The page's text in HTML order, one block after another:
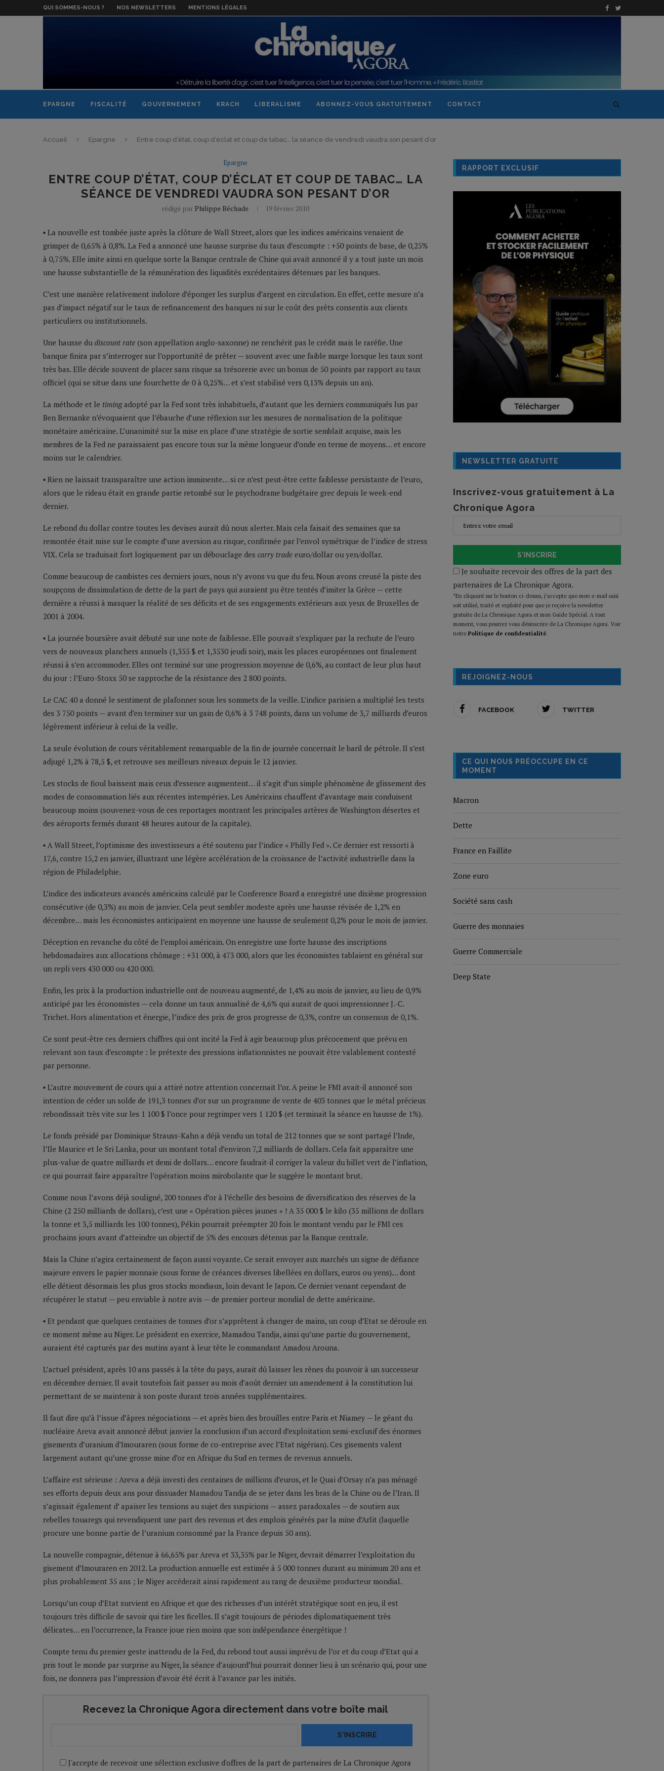
QUI SOMMES-NOUS ? NOS NEWSLETTERS MENTIONS LÉGALES
EPARGNE FISCALITÉ GOUVERNEMENT KRACH LIBERALISME ABONNEZ-VOUS GRATUITEMENT CONTACT
Accueil Epargne Entre coup d’état, coup d’éclat et coup de tabac… la séance de vendredi vaudra son pesant d’or
Epargne
ENTRE COUP D’ÉTAT, COUP D’ÉCLAT ET COUP DE TABAC… LA
SÉANCE DE VENDREDI VAUDRA SON PESANT D’OR
rédigé par Philippe Béchade 19 février 2010
▪ La nouvelle est tombée juste après la clôture de Wall Street, alors que les indices américains venaient de
grimper de 0,65% à 0,8%. La Fed a annoncé une hausse surprise du taux d’escompte : +50 points de base, de 0,25%
à 0,75%. Elle imite ainsi en quelque sorte la Banque centrale de Chine qui avait annoncé il y a tout juste un mois
une hausse substantielle de la rémunération des liquidités excédentaires détenues par les banques.
C’est une manière relativement indolore d’éponger les surplus d’argent en circulation. En effet, cette mesure n’a
pas d’impact négatif sur le taux de refinancement des banques ni sur le coût des prêts consentis aux clients
particuliers ou institutionnels.
Une hausse du discount rate (son appellation anglo-saxonne) ne renchérit pas le crédit mais le raréfie. Une
banque finira par s’interroger sur l’opportunité de prêter — souvent avec une faible marge lorsque les taux sont
très bas. Elle décide souvent de placer sans risque sa trésorerie avec un bonus de 50 points par rapport au taux
officiel (qui se situe dans une fourchette de 0 à 0,25%… et s’est stabilisé vers 0,13% depuis un an).
La méthode et le timingadopté par la Fed sont très inhabituels, d’autant que les derniers communiqués lus par
Ben Bernanke n’évoquaient que l’ébauche d’une réflexion sur les mesures de normalisation de la politique
monétaire américaine. L’unanimité sur la mise en place d’une stratégie de sortie semblait acquise, mais les
membres de la Fed ne paraissaient pas encore tous sur la même longueur d’onde en terme de moyens… et encore
moins sur le calendrier.
▪ Rien ne laissait transparaître une action imminente… si ce n’est peut-être cette faiblesse persistante de l’euro,
alors que le rideau était en grande partie retombé sur le psychodrame budgétaire grec depuis le week-end
dernier.
Le rebond du dollar contre toutes les devises aurait dû nous alerter. Mais cela faisait des semaines que sa
remontée était mise sur le compte d’une aversion au risque, confirmée par l’envol symétrique de l’indice de stress
VIX. Cela se traduisait fort logiquement par un débouclage des carry trade euro/dollar ou yen/dollar.
Comme beaucoup de cambistes ces derniers jours, nous n’y avons vu que du feu. Nous avons creusé la piste des
soupçons de dissimulation de dette de la part de pays qui auraient pu être tentés d’imiter la Grèce — cette
dernière a réussi à masquer la réalité de ses déficits et de ses engagements extérieurs aux yeux de Bruxelles de
2001 à 2004.
▪ La journée boursière avait débuté sur une note de faiblesse. Elle pouvait s’expliquer par la rechute de l’euro
vers de nouveaux planchers annuels (1,355 $ et 1,3530 jeudi soir), mais les places européennes ont finalement
réussi à s’en accommoder. Elles ont terminé sur une progression moyenne de 0,6%, au contact de leur plus haut
du jour : l’Euro-Stoxx 50 se rapproche de la résistance des 2 800 points.
Le CAC 40 a donné le sentiment de plafonner sous les sommets de la veille. L’indice parisien a multiplié les tests
des 3 750 points — avant d’en terminer sur un gain de 0,6% à 3 748 points, dans un volume de 3,7 milliards d’euros
légèrement inférieur à celui de la veille.
La seule évolution de cours véritablement remarquable de la fin de journée concernait le baril de pétrole. Il s’est
adjugé 1,2% à 78,5 $, et retrouve ses meilleurs niveaux depuis le 12 janvier.
Les stocks de fioul baissent mais ceux d’essence augmentent… il s’agit d’un simple phénomène de glissement des
modes de consommation liés aux récentes intempéries. Les Américains chauffent d’avantage mais conduisent
beaucoup moins (souvenez-vous de ces reportages montrant les principales artères de Washington désertes et
des aéroports fermés durant 48 heures autour de la capitale).
▪ A Wall Street, l’optimisme des investisseurs a été soutenu par l’indice « Philly Fed ». Ce dernier est ressorti à
17,6, contre 15,2 en janvier, illustrant une légère accélération de la croissance de l’activité industrielle dans la
région de Philadelphie.
L’indice des indicateurs avancés américains calculé par le Conference Board a enregistré une dixième progression
consécutive (de 0,3%) au mois de janvier. Cela peut sembler modeste après une hausse révisée de 1,2% en
décembre… mais les économistes anticipaient en moyenne une hausse de seulement 0,2% pour le mois de janvier.
Déception en revanche du côté de l’emploi américain. On enregistre une forte hausse des inscriptions
hebdomadaires aux allocations chômage : +31 000, à 473 000, alors que les économistes tablaient en général sur
un repli vers 430 000 ou 420 000.
Enfin, les prix à la production industrielle ont de nouveau augmenté, de 1,4% au mois de janvier, au lieu de 0,9%
anticipé par les économistes — cela donne un taux annualisé de 4,6% qui aurait de quoi impressionner J.-C.
Trichet. Hors alimentation et énergie, l’indice des prix de gros progresse de 0,3%, contre un consensus de 0,1%.
Ce sont peut-être ces derniers chiffres qui ont incité la Fed à agir beaucoup plus précocement que prévu en
relevant son taux d’escompte : le prétexte des pressions inflationnistes ne pouvait être valablement contesté
par personne.
▪ L’autre mouvement de cours qui a attiré notre attention concernait l’or. A peine le FMI avait-il annoncé son
intention de céder un solde de 191,3 tonnes d’or sur un programme de vente de 403 tonnes que le métal précieux
rebondissait très vite sur les 1 100 $ l’once pour regrimper vers 1 120 $ (et terminait la séance en hausse de 1%).
Le fonds présidé par Dominique Strauss-Kahn a déjà vendu un total de 212 tonnes que se sont partagé l’Inde,
l’Ile Maurice et le Sri Lanka, pour un montant total d’environ 7,2 milliards de dollars. Cela fait apparaître une
plus-value de quatre milliards et demi de dollars… encore faudrait-il corriger la valeur du billet vert de l’inflation,
ce qui pourrait faire apparaître l’opération moins mirobolante que le suggère le montant brut.
Comme nous l’avons déjà souligné, 200 tonnes d’or à l’échelle des besoins de diversification des réserves de la
Chine (2 250 milliards de dollars), c’est une « Opération pièces jaunes » ! A 35 000 $ le kilo (35 millions de dollars
la tonne et 3,5 milliards les 100 tonnes), Pékin pourrait préempter 20 fois le montant vendu par le FMI ces
prochains jours avant d’atteindre un objectif de 5% des encours détenus par la Banque centrale.
Mais la Chine n’agira certainement de façon aussi voyante. Ce serait envoyer aux marchés un signe de défiance
majeure envers le papier monnaie (sous forme de créances diverses libellées en dollars, euros ou yens)… dont
elle détient désormais les plus gros stocks mondiaux, loin devant le Japon. Ce dernier venant cependant de
récupérer le statut — peu enviable à notre avis — de premier porteur mondial de dette américaine.
▪ Et pendant que quelques centaines de tonnes d’or s’apprêtent à changer de mains, un coup d’Etat se déroule en
ce moment même au Niger. Le président en exercice, Mamadou Tandja, ainsi qu’une partie du gouvernement,
auraient été capturés par des mutins ayant à leur tête le commandant Amadou Arouna.
L’actuel président, après 10 ans passés à la tête du pays, aurait dû laisser les rênes du pouvoir à un successeur
en décembre dernier. Il avait toutefois fait passer au mois d’août dernier un amendement à la constitution lui
permettant de se maintenir à son poste durant trois années supplémentaires.
Il faut dire qu’à l’issue d’âpres négociations — et après bien des brouilles entre Paris et Niamey — le géant du
nucléaire Areva avait annoncé début janvier la conclusion d’un accord d’exploitation semi-exclusif des énormes
gisements d’uranium d’Imouraren (sous forme de co-entreprise avec l’Etat nigérian). Ces gisements valent
largement autant qu’une grosse mine d’or en Afrique du Sud en termes de revenus annuels.
L’affaire est sérieuse : Areva a déjà investi des centaines de millions d’euros, et le Quai d’Orsay n’a pas ménagé
ses efforts depuis deux ans pour dissuader Mamadou Tandja de se jeter dans les bras de la Chine ou de l’Iran. Il
s’agissait également d’ apaiser les tensions au sujet des suspicions — assez paradoxales — de soutien aux
rebelles touaregs qui revendiquent une part des revenus et des emplois générés par la mine d’Arlit (laquelle
procure une bonne partie de l’uranium consommé par la France depuis 50 ans).
La nouvelle compagnie, détenue à 66,65% par Areva et 33,35% par le Niger, devrait démarrer l’exploitation du
gisement d’Imouraren en 2012. La production annuelle est estimée à 5 000 tonnes durant au minimum 20 ans et
plus probablement 35 ans ; le Niger accéderait ainsi rapidement au rang de deuxième producteur mondial.
Lorsqu’un coup d’Etat survient en Afrique et que des richesses d’un intérêt stratégique sont en jeu, il est
toujours très difficile de savoir qui tire les ficelles. Il s’agit toujours de périodes diplomatiquement très
délicates… en l’occurrence, la France joue rien moins que son indépendance énergétique !
Compte tenu du premier geste inattendu de la Fed, du rebond tout aussi imprévu de l’or et du coup d’Etat qui a
pris tout le monde par surprise au Niger, la séance d’aujourd’hui pourrait donner lieu à un scénario qui, pour une
fois, ne donnera pas l’impression d’avoir été écrit à l’avance par les initiés.
Recevez la Chronique Agora directement dans votre boîte mail
S'INSCRIRE
J'accepte de recevoir une sélection exclusive d'offres de la part de partenaires de La Chronique Agora
RAPPORT EXCLUSIF
NEWSLETTER GRATUITE
Inscrivez-vous gratuitement à La
Chronique Agora
S'INSCRIRE
Je souhaite recevoir des offres de la part des
partenaires de La Chronique Agora.
*En cliquant sur le bouton ci-dessus, j’accepte que mon e-mail saisi
soit utilisé, traité et exploité pour que je reçoive la newsletter
gratuite de La Chronique Agora et mon Guide Spécial. A tout
moment, vous pourrez vous désinscrire de La Chronique Agora. Voir
notre Politique de confidentialité.
REJOIGNEZ-NOUS
FACEBOOK TWITTER
CE QUI NOUS PRÉOCCUPE EN CE
MOMENT
Macron
Dette
France en Faillite
Zone euro
Société sans cash
Guerre des monnaies
Guerre Commerciale
Deep State